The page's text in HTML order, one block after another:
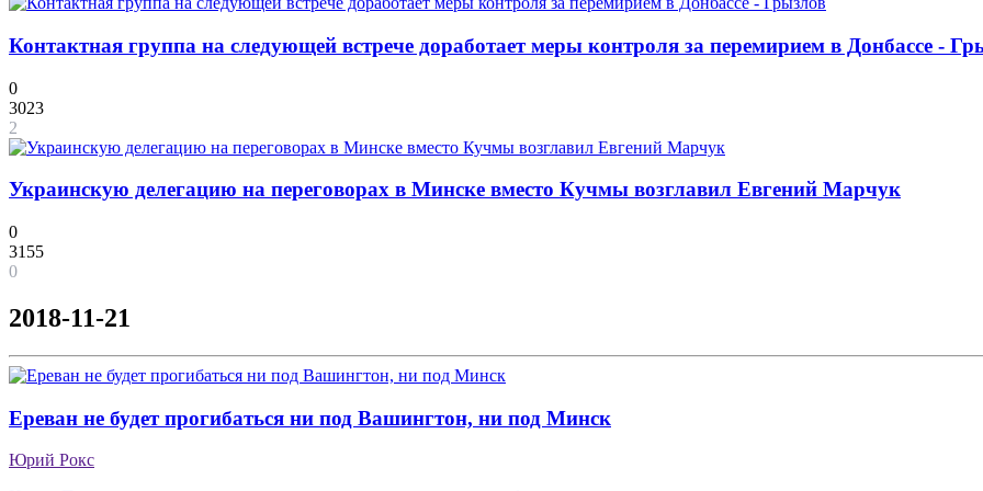
Контактная группа на следующей встрече доработает меры контроля за перемирием в Донбассе -
0
3023
2
Украинскую делегацию на переговорах в Минске вместо Кучмы возглавил Евгений Марчук
0
3155
0
2018-11-21
Ереван не будет прогибаться ни под Вашингтон, ни под Минск
Юрий Рокс